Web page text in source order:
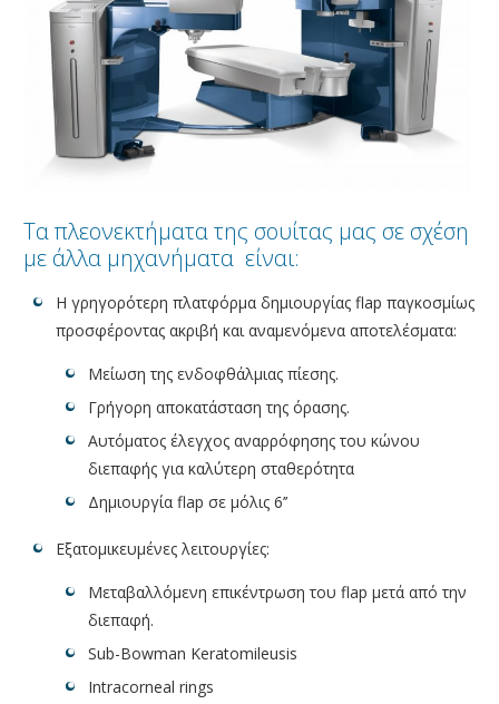
Τα πλεονεκτήματα της σουίτας μας σε σχέση
με άλλα μηχανήματα είναι:
Η γρηγορότερη πλατφόρμα δημιουργίας flap παγκοσμίως
προσφέροντας ακριβή και αναμενόμενα αποτελέσματα:
Μείωση της ενδοφθάλμιας πίεσης.
Γρήγορη αποκατάσταση της όρασης.
Αυτόματος έλεγχος αναρρόφησης του κώνου
διεπαφής για καλύτερη σταθερότητα
Δημιουργία flap σε μόλις 6’’
Εξατομικευμένες λειτουργίες:
Μεταβαλλόμενη επικέντρωση του flap μετά από την
διεπαφή.
Sub-Bowman Keratomileusis
Intracorneal rings